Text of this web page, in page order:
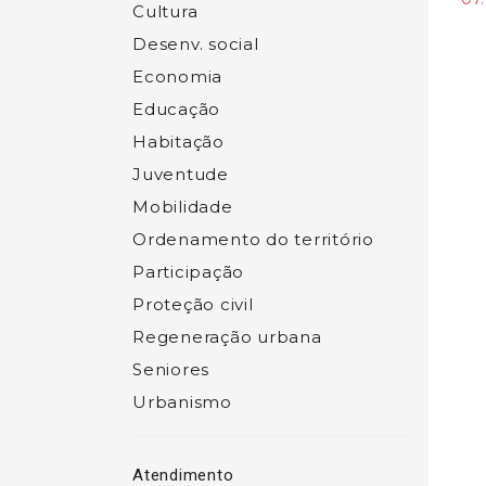
Cultura
Desenv. social
Economia
Educação
Habitação
Juventude
Mobilidade
Ordenamento do território
Participação
Proteção civil
Regeneração urbana
Seniores
Urbanismo
Atendimento